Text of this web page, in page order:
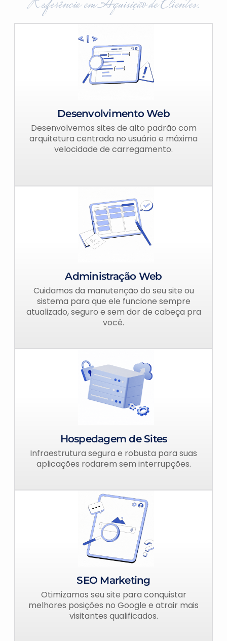
Desenvolvimento Web
Desenvolvemos sites de alto padrão com
arquitetura centrada no usuário e máxima
velocidade de carregamento.
Administração Web
Cuidamos da manutenção do seu site ou
sistema para que ele funcione sempre
atualizado, seguro e sem dor de cabeça pra
você.
Hospedagem de Sites
Infraestrutura segura e robusta para suas
aplicações rodarem sem interrupções.
SEO Marketing
Otimizamos seu site para conquistar
melhores posições no Google e atrair mais
visitantes qualificados.